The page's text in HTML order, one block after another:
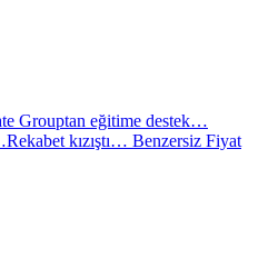
Grouptan eğitime destek…
kızıştı… Benzersiz Fiyat